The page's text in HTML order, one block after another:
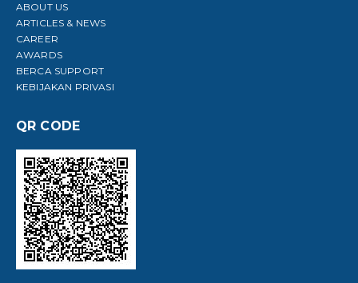
ABOUT US
ARTICLES & NEWS
CAREER
AWARDS
BERCA SUPPORT
KEBIJAKAN PRIVASI
QR CODE